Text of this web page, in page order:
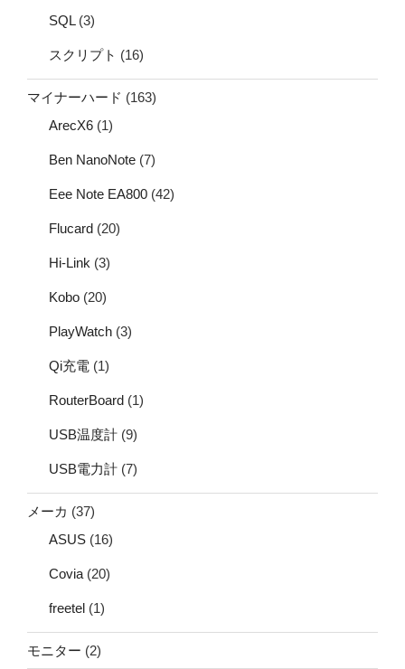
SQL(3)
スクリプト (16)
マイナーハード (163)
ArecX6 (1)
Ben NanoNote (7)
Eee Note EA800 (42)
Flucard (20)
Hi-Link (3)
Kobo (20)
PlayWatch (3)
Qi充電 (1)
RouterBoard (1)
USB温度計 (9)
USB電力計 (7)
メーカ (37)
ASUS (16)
Covia(20)
freetel (1)
モニター (2)